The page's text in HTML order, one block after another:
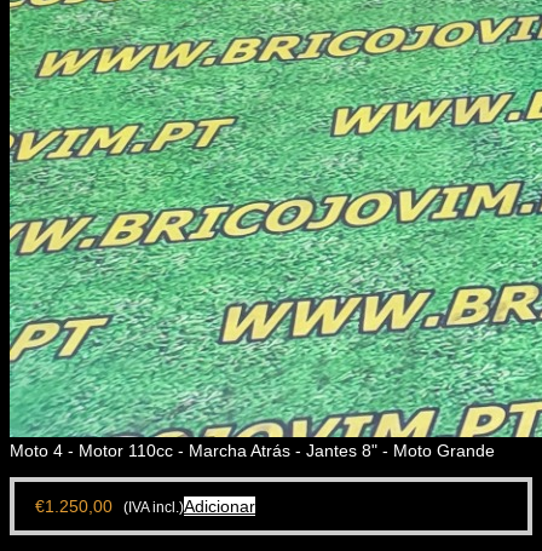
Moto 4 - Motor 110cc - Marcha Atrás - Jantes 8" - Moto Grande
€1.250,00 (IVA incl.)Adicionar